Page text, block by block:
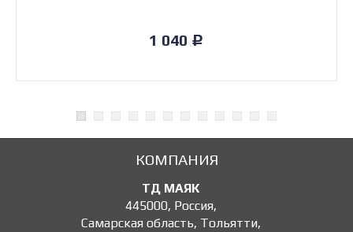
1 040 Р
КОМПАНИЯ
ТД МАЯК
445000, Россия,
Самарская область, Тольятти,